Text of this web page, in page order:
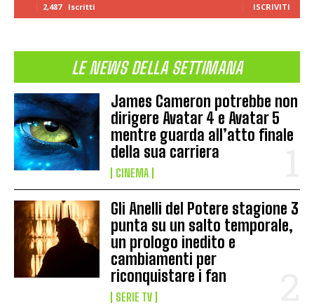
2,487 Iscritti ISCRIVITI
LE NEWS DELLA SETTIMANA
James Cameron potrebbe non
dirigere Avatar 4 e Avatar 5
mentre guarda all’atto finale
della sua carriera
CINEMA
Gli Anelli del Potere stagione 3
punta su un salto temporale,
un prologo inedito e
cambiamenti per
riconquistare i fan
SERIE TV